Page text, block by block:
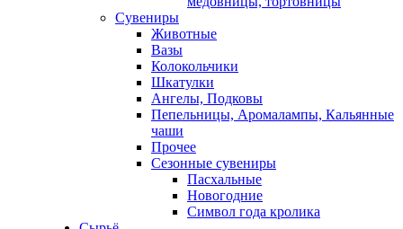
Сувениры
Животные
Вазы
Колокольчики
Шкатулки
Ангелы, Подковы
Пепельницы, Аромалампы, Кальянные
чаши
Прочее
Сезонные сувениры
Пасхальные
Новогодние
Символ года кролика